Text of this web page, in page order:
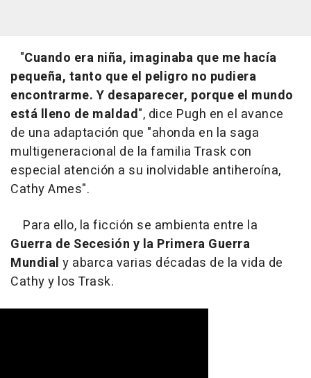
"Cuando era niña, imaginaba que me hacía
pequeña, tanto que el peligro no pudiera
encontrarme. Y desaparecer, porque el mundo
está lleno de maldad", dice Pugh en el avance
de una adaptación que "ahonda en la saga
multigeneracional de la familia Trask con
especial atención a su inolvidable antiheroína,
Cathy Ames".
Para ello, la ficción se ambienta entre la
Guerra de Secesión y la Primera Guerra
Mundial y abarca varias décadas de la vida de
Cathy y los Trask.